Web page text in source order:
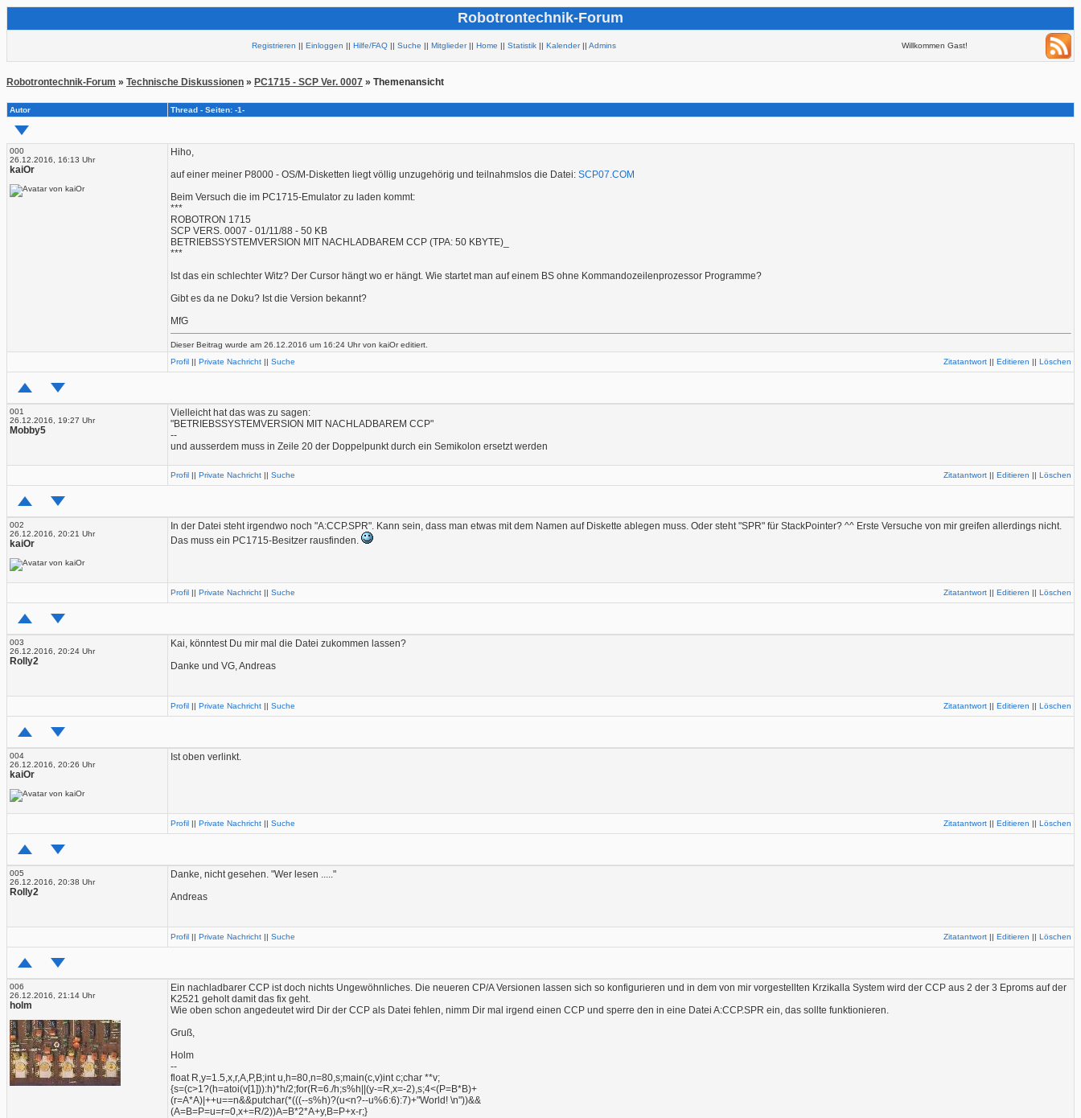
Robotrontechnik-Forum
Registrieren || Einloggen || Hilfe/FAQ|| Suche || Mitglieder|| Home || Statistik|| Kalender|| Admins Willkommen Gast!
Robotrontechnik-Forum » Technische Diskussionen » PC1715 - SCP Ver. 0007 » Themenansicht
Autor Thread - Seiten: -1-
000
26.12.2016, 16:13 Uhr
kaiOr
Hiho,
auf einer meiner P8000 - OS/M-Disketten liegt völlig unzugehörig und teilnahmslos die Datei: SCP07.COM
Beim Versuch die im PC1715-Emulator zu laden kommt:
***
ROBOTRON 1715
SCP VERS. 0007 - 01/11/88 - 50 KB
BETRIEBSSYSTEMVERSION MIT NACHLADBAREM CCP (TPA: 50 KBYTE)_
***
Ist das ein schlechter Witz? Der Cursor hängt wo er hängt. Wie startet man auf einem BS ohne Kommandozeilenprozessor Programme?
Gibt es da ne Doku? Ist die Version bekannt?
MfG
Dieser Beitrag wurde am 26.12.2016 um 16:24 Uhr von kaiOr editiert.
Profil || Private Nachricht || Suche Zitatantwort || Editieren || Löschen
001
26.12.2016, 19:27 Uhr
Mobby5
Vielleicht hat das was zu sagen:
"BETRIEBSSYSTEMVERSION MIT NACHLADBAREM CCP"
--
und ausserdem muss in Zeile 20 der Doppelpunkt durch ein Semikolon ersetzt werden
Profil || Private Nachricht || Suche Zitatantwort || Editieren || Löschen
002
26.12.2016, 20:21 Uhr
kaiOr
In der Datei steht irgendwo noch "A:CCP.SPR". Kann sein, dass man etwas mit dem Namen auf Diskette ablegen muss. Oder steht "SPR" für StackPointer? ^^ Erste Versuche von mir greifen allerdings nicht.
Das muss ein PC1715-Besitzer rausfinden.
Profil || Private Nachricht || Suche Zitatantwort || Editieren || Löschen
003
26.12.2016, 20:24 Uhr
Rolly2
Kai, könntest Du mir mal die Datei zukommen lassen?
Danke und VG, Andreas
Profil || Private Nachricht || Suche Zitatantwort || Editieren || Löschen
004
26.12.2016, 20:26 Uhr
kaiOr
Ist oben verlinkt.
Profil || Private Nachricht || Suche Zitatantwort || Editieren || Löschen
005
26.12.2016, 20:38 Uhr
Rolly2
Danke, nicht gesehen. "Wer lesen ....."
Andreas
Profil || Private Nachricht || Suche Zitatantwort || Editieren || Löschen
006
26.12.2016, 21:14 Uhr
holm
Ein nachladbarer CCP ist doch nichts Ungewöhnliches. Die neueren CP/A Versionen lassen sich so konfigurieren und in dem von mir vorgestellten Krzikalla System wird der CCP aus 2 der 3 Eproms auf der
K2521 geholt damit das fix geht.
Wie oben schon angedeutet wird Dir der CCP als Datei fehlen, nimm Dir mal irgend einen CCP und sperre den in eine Datei A:CCP.SPR ein, das sollte funktionieren.
Gruß,
Holm
--
float R,y=1.5,x,r,A,P,B;int u,h=80,n=80,s;main(c,v)int c;char **v;
{s=(c>1?(h=atoi(v[1])):h)*h/2;for(R=6./h;s%h||(y-=R,x=-2),s;4<(P=B*B)+
(r=A*A)|++u==n&&putchar(*(((--s%h)?(u<n?--u%6:6):7)+"World! \n"))&&
(A=B=P=u=r=0,x+=R/2))A=B*2*A+y,B=P+x-r;}